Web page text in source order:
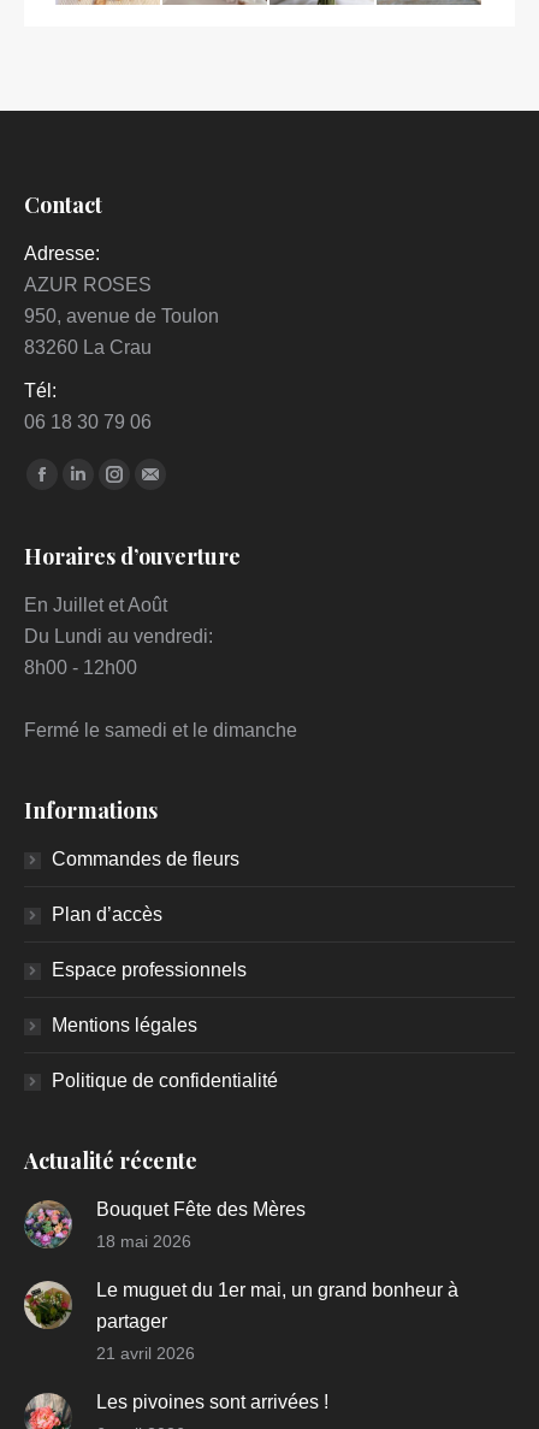
Contact
Adresse:
AZUR ROSES
950, avenue de Toulon
83260 La Crau
Tél:
06 18 30 79 06
Trouvez nous sur :
Facebook
LinkedInInstagram
Horaires d’ouverture
En Juillet et Août
Du Lundi au vendredi:
8h00 - 12h00
Fermé le samedi et le dimanche
Informations
Commandes de fleurs
Plan d’accès
Espace professionnels
Mentions légales
Politique de confidentialité
Actualité récente
Bouquet Fête des Mères
18 mai 2026
Le muguet du 1er mai, un grand bonheur à
partager
21 avril 2026
Les pivoines sont arrivées !